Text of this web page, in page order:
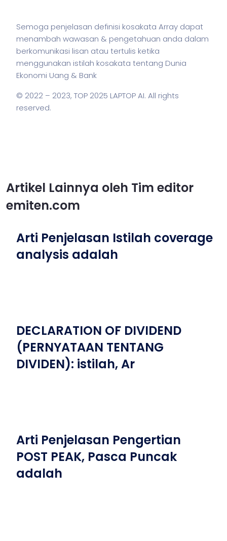
Semoga penjelasan definisi kosakata Array dapat
menambah wawasan & pengetahuan anda dalam
berkomunikasi lisan atau tertulis ketika
menggunakan istilah kosakata tentang Dunia
Ekonomi Uang & Bank
© 2022 – 2023, TOP 2025 LAPTOP AI. All rights
reserved.
Artikel Lainnya oleh Tim editor
emiten.com
Arti Penjelasan Istilah coverage
analysis adalah
DECLARATION OF DIVIDEND
(PERNYATAAN TENTANG
DIVIDEN): istilah, Ar
Arti Penjelasan Pengertian
POST PEAK, Pasca Puncak
adalah